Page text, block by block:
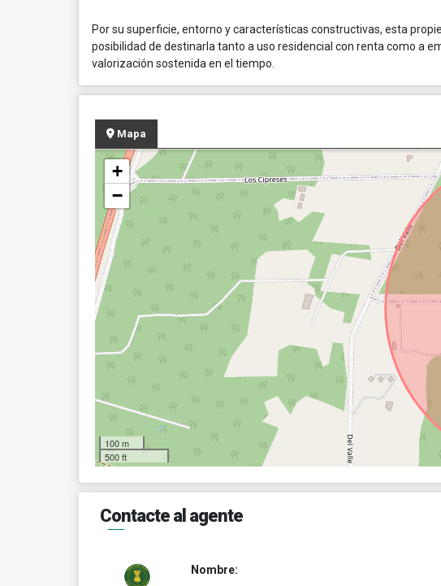
Por su superficie, entorno y características constructivas, esta
posibilidad de destinarla tanto a uso residencial con renta como a
valorización sostenida en el tiempo.
Mapa
+
−
100 m
500 ft
Contacte al agente
Nombre: